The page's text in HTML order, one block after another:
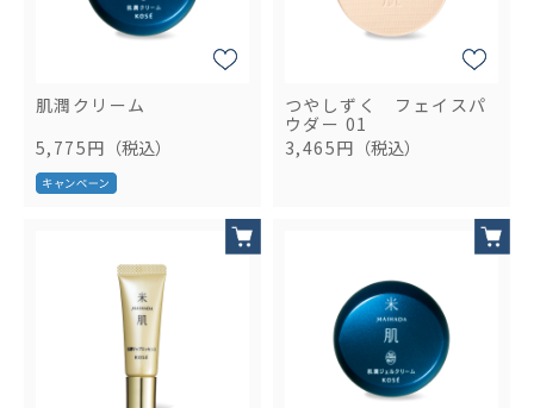
肌潤クリーム
5,775円 （税込）
つやしずく フェイスパ
ウダー 01
3,465円 （税込）